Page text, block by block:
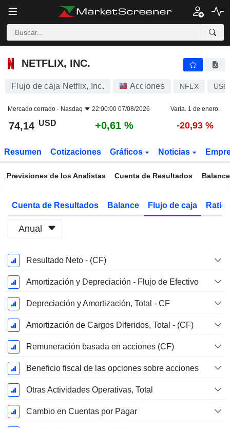
NETFLIX, INC.
NETFLIX, INC.
Flujo de caja Netflix, Inc. Acciones NFLX
Mercado cerrado - Nasdaq 22:00:00 07/08/2026 Varia. 1 de enero.
74,14 USD +0,61 % -20,93 %
Resumen Cotizaciones Gráficos Noticias
Previsiones de los Analistas Cuenta de Resultados Balance
Cuenta de Resultados Balance Flujo de caja
Anual
Período
fiscal:
Diciembre
Resultado Neto - (CF)
Amortización y Depreciación - Flujo de Efectivo
Depreciación y Amortización, Total - CF
Amortización de Cargos Diferidos, Total - (CF)
Remuneración basada en acciones (CF)
Beneficio fiscal de las opciones sobre acciones
Otras Actividades Operativas, Total
Cambio en Cuentas por Pagar